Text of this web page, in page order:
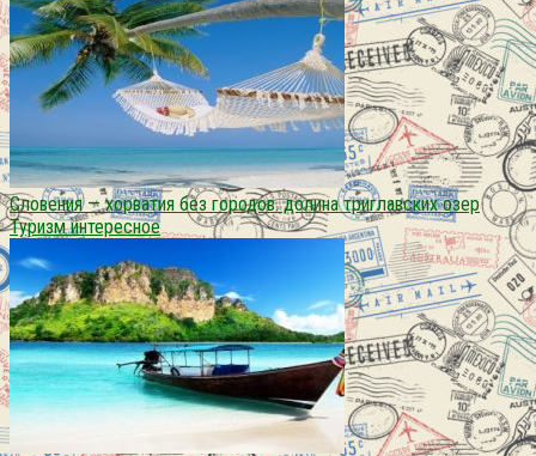
Словения — хорватия без городов. долина триглавских озер
Туризм интересное